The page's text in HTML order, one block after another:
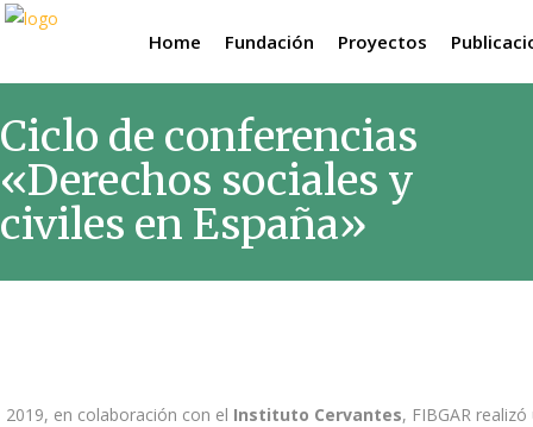
Home Fundación Proyectos
Ciclo de conferencias
«Derechos sociales y
civiles en España»
2019, en colaboración con el Instituto Cervantes, FIBGAR